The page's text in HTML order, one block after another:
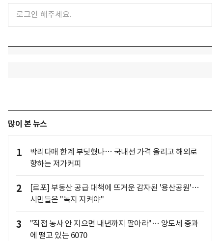
많이 본 뉴스
1
박리다매 한계 부딪혔나… 국내선 가격 올리고 해외로
향하는 저가커피
2
[르포] 부동산 공급 대책에 뜨거운 감자된 '용산공원'…
시민들은 "녹지 지켜야"
3
"직접 농사 안 지으면 내년까지 팔아라"… 양도세 중과
에 떨고 있는 6070